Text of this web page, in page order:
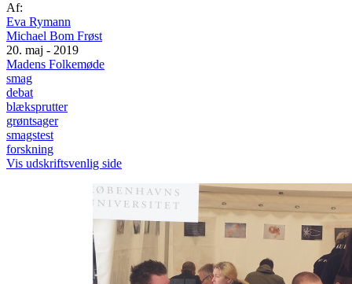
Af:
Eva Rymann
Michael Bom Frøst
20. maj - 2019
Madens Folkemøde
smag
debat
blæksprutter
grøntsager
smagstest
forskning
Vis udskriftsvenlig side